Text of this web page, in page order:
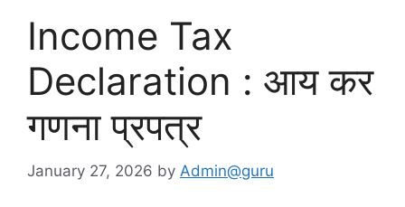
Income Tax
Declaration : आय कर
गणना प्रपत्र
January 27, 2026 by Admin@guru